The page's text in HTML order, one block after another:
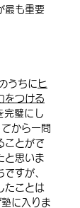
最も重要
うちに ヒ
をつける
完璧にし
から一問
ことがで
と思いま
すが、
たことは
に入りま